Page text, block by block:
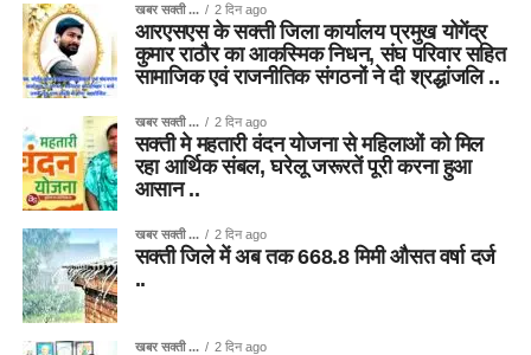
खबर सक्ती ... 2 दिन ago
आरएसएस के सक्ती जिला कार्यालय प्रमुख योगेंद्र
कुमार राठौर का आकस्मिक निधन, संघ परिवार सहित
सामाजिक एवं राजनीतिक संगठनों ने दी श्रद्धांजलि ..
खबर सक्ती ... 2 दिन ago
सक्ती मे महतारी वंदन योजना से महिलाओं को मिल
रहा आर्थिक संबल, घरेलू जरूरतें पूरी करना हुआ
आसान ..
खबर सक्ती ... 2 दिन ago
सक्ती जिले में अब तक 668.8 मिमी औसत वर्षा दर्ज
..
खबर सक्ती ... 2 दिन ago